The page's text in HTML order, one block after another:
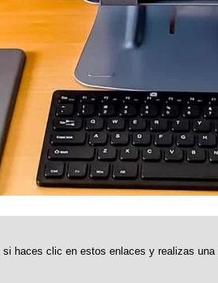
haces clic en estos enlaces y realizas